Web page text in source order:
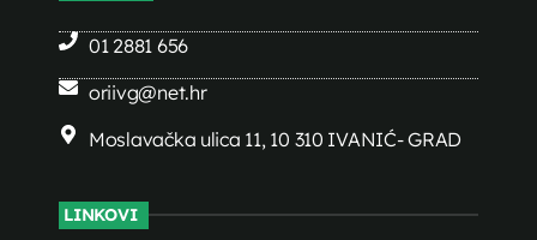
01 2881 656
oriivg@net.hr
Moslavačka ulica 11, 10 310 IVANIĆ- GRAD
LINKOVI